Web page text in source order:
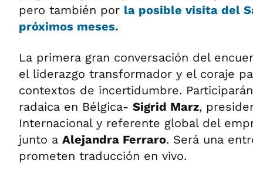
pero también por la posible visita del
próximos meses.
La primera gran conversación del
el liderazgo transformador y el coraje
contextos de incertidumbre.
radaica en Bélgica- Sigrid Marz,
Internacional y referente global del
junto a Alejandra Ferraro. Será una
prometen traducción en vivo.